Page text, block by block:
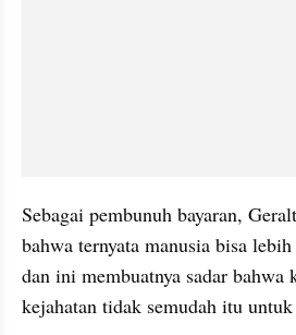
Sebagai pembunuh bayaran,
bahwa ternyata manusia bisa
dan ini membuatnya sadar bahwa
kejahatan tidak semudah itu